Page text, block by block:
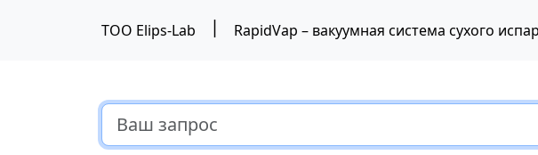
ТОО Elips-Lab | RapidVap – вакуумная система сухого